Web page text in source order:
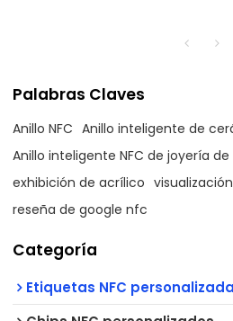
Palabras Claves
Anillo NFC Anillo inteligente de
Anillo inteligente NFC de joyería de
exhibición de acrílico
reseña de google nfc
Categoría
Etiquetas NFC